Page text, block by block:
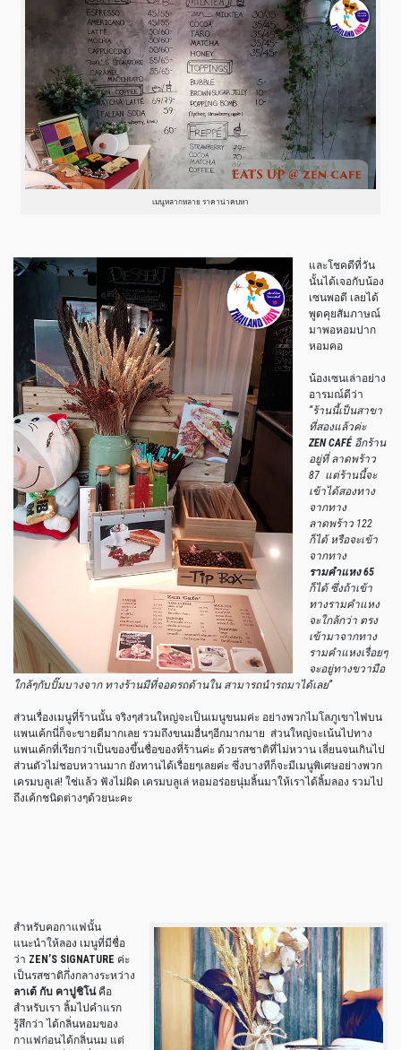
เมนูหลากหลาย ราคาน่าคบหา
และโชคดีที่วัน
นั้นได้เจอกับน้อง
เซนพอดี เลยได้
พูดคุยสัมภาษณ์
มาพอหอมปาก
หอมคอ
น้องเซนเล่าอย่าง
อารมณ์ดีว่า
“ร้านนี้เป็นสาขา
ที่สองแล้วค่ะ
ZEN CAFÉอีกร้าน
อยู่ที่ ลาดพร้าว
87 แต่ร้านนี้จะ
เข้าได้สองทาง
จากทาง
ลาดพร้าว 122
ก็ได้ หรือจะเข้า
จากทาง
รามคำแหง 65
ก็ได้ ซึ่งถ้าเข้า
ทางรามคำแหง
จะใกล้กว่า ตรง
เข้ามาจากทาง
รามคำแหงเรื่อยๆ
จะอยู่ทางขวามือ
ใกล้ๆกับปั๊มบางจาก ทางร้านมีที่จอดรถด้านใน สามารถนำรถมาได้เลย”
ส่วนเรื่องเมนูที่ร้านนั้น จริงๆส่วนใหญ่จะเป็นเมนูขนมค่ะ อย่างพวกไมโลภูเขาไฟบน
แพนเค้กนี่ก็จะขายดีมากเลย รวมถึงขนมอื่นๆอีกมากมาย ส่วนใหญ่จะเน้นไปทาง
แพนเค้กที่เรียกว่าเป็นของขึ้นชื่อของที่ร้านค่ะ ด้วยรสชาติที่ไม่หวาน เลี่ยนจนเกินไป
ส่วนตัวไม่ชอบหวานมาก ยังทานได้เรื่อยๆเลยค่ะ ซึ่งบางทีก็จะมีเมนูพิเศษอย่างพวก
เครมบลูเล่! ใช่แล้ว ฟังไม่ผิด เครมบลูเล่ หอมอร่อยนุ่มลิ้นมาให้เราได้ลิ้มลอง รวมไป
ถึงเค้กชนิดต่างๆด้วยนะคะ
สำหรับคอกาแฟนั้น
แนะนำให้ลอง เมนูที่มีชื่อ
ว่า ZEN’S SIGNATURE ค่ะ
เป็นรสชาติกึ่งกลางระหว่าง
ลาเต้ กับ คาปูชิโน่คือ
สำหรับเรา ลิ้มไปคำแรก
รู้สึกว่า ได้กลิ่นหอมของ
กาแฟก่อนได้กลิ่นนม แต่